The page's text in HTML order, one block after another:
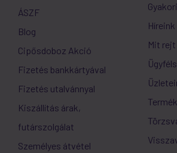
ÁSZF
Blog
Cipősdoboz Akció
Fizetés bankkártyával
Fizetés utalvánnyal
Kiszállítás árak,
futárszolgálat
Személyes átvétel
Híreink
Mit